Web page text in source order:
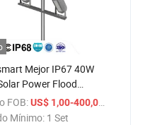
Mejor IP67 40W
Power Flood
LED Solar Public
FOB:US$ 1,00-400,00
Mínimo: 1 Set